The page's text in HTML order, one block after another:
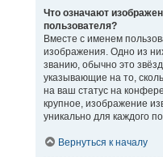
Что означают
пользователя?
Вместе с именем
изображения. Одно из
званию, обычно это
указывающие на то,
на ваш статус на
крупное, изображение
уникально для каждого
Вернуться к началу